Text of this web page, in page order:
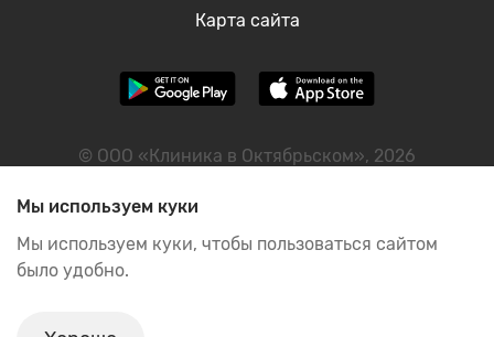
© ООО «Клиника в Октябрьском», 2026
Карта сайта
Мы используем куки
Мы используем куки, чтобы пользоваться сайтом
было удобно.